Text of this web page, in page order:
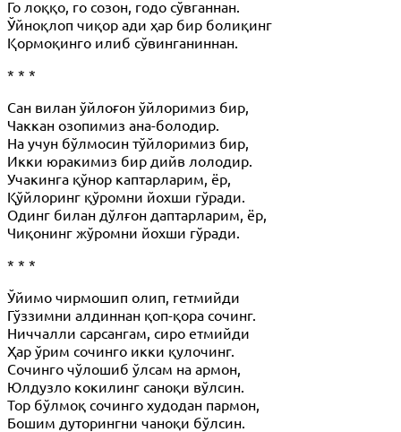
Го лоққо, го созон, годо сўвганнан.
Ўйноқлоп чиқор ади ҳар бир болиқинг
Қормоқинго илиб сўвинганиннан.
* * *
Сан вилан ўйлоғон ўйлоримиз бир,
Чаккан озопимиз ана-болодир.
На учун бўлмосин тўйлоримиз бир,
Икки юракимиз бир дийв лолодир.
Учакинга қўнор каптарларим, ёр,
Қўйлоринг қўромни йохши гўради.
Одинг билан дўлғон даптарларим, ёр,
Чиқонинг жўромни йохши гўради.
* * *
Ўйимо чирмошип олип, гетмийди
Гўззимни алдиннан қоп-қора сочинг.
Ниччалли сaрсангам, сиро етмийди
Ҳар ўрим сочинго икки қулочинг.
Сочинго чўлошиб ўлсам на армон,
Юлдузло кокилинг саноқи вўлсин.
Тор бўлмоқ сочинго худодан пармон,
Бошим дуторингни чаноқи бўлсин.